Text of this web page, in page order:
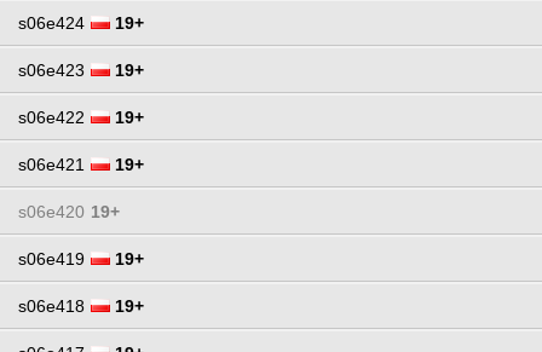
s06e424 19+
s06e423 19+
s06e422 19+
s06e421 19+
s06e420 19+
s06e419 19+
s06e418 19+